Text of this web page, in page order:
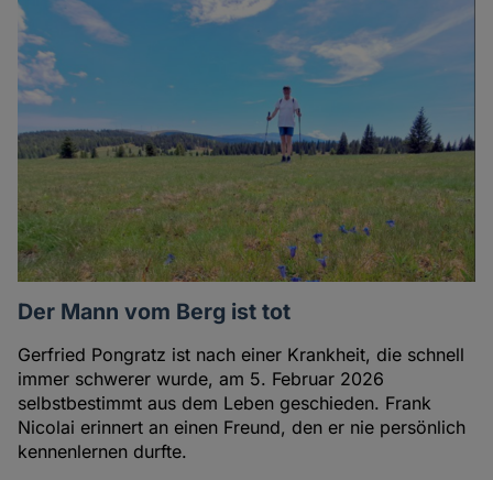
Der Mann vom Berg ist tot
Gerfried Pongratz ist nach einer Krankheit, die schnell
immer schwerer wurde, am 5. Februar 2026
selbstbestimmt aus dem Leben geschieden. Frank
Nicolai erinnert an einen Freund, den er nie persönlich
kennenlernen durfte.